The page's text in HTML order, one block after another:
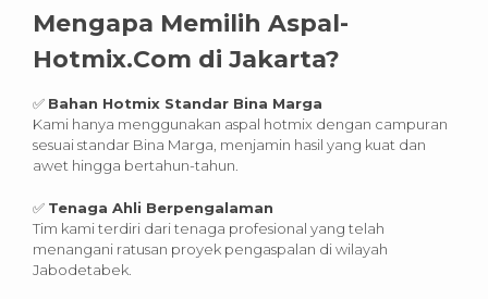
Mengapa Memilih Aspal-
Hotmix.Com di Jakarta?
✅ Bahan Hotmix Standar Bina Marga
Kami hanya menggunakan aspal hotmix dengan campuran
sesuai standar Bina Marga, menjamin hasil yang kuat dan
awet hingga bertahun-tahun.
✅ Tenaga Ahli Berpengalaman
Tim kami terdiri dari tenaga profesional yang telah
menangani ratusan proyek pengaspalan di wilayah
Jabodetabek.